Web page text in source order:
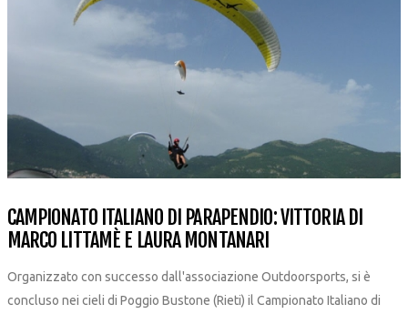
CAMPIONATO ITALIANO DI PARAPENDIO: VITTORIA DI
MARCO LITTAMÈ E LAURA MONTANARI
Organizzato con successo dall'associazione Outdoorsports, si è
concluso nei cieli di Poggio Bustone (Rieti) il Campionato Italiano di